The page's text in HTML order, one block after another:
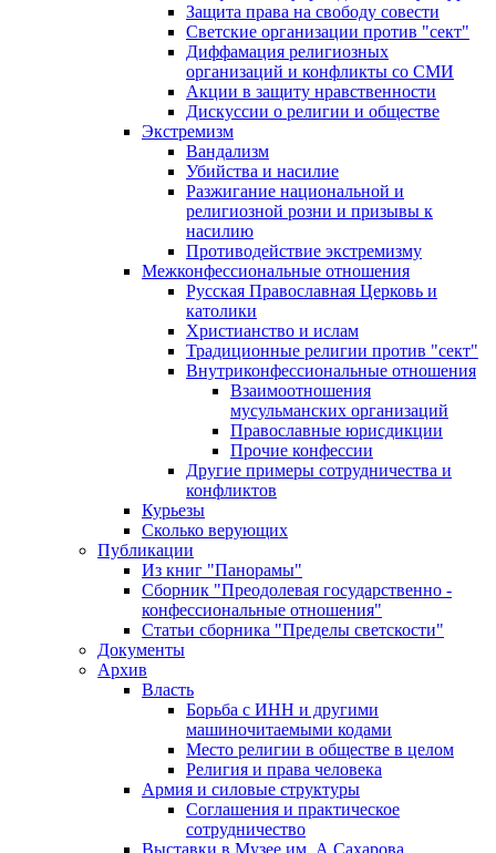
Защита права на свободу совести
Светские организации против "сект"
Диффамация религиозных
организаций и конфликты со СМИ
Акции в защиту нравственности
Дискуссии о религии и обществе
Экстремизм
Вандализм
Убийства и насилие
Разжигание национальной и
религиозной розни и призывы к
насилию
Противодействие экстремизму
Межконфессиональные отношения
Русская Православная Церковь и
католики
Христианство и ислам
Традиционные религии против "сект"
Внутриконфессиональные отношения
Взаимоотношения
мусульманских организаций
Православные юрисдикции
Прочие конфессии
Другие примеры сотрудничества и
конфликтов
Курьезы
Сколько верующих
Публикации
Из книг "Панорамы"
Сборник "Преодолевая государственно -
конфессиональные отношения"
Статьи сборника "Пределы светскости"
Документы
Архив
Власть
Борьба с ИНН и другими
машиночитаемыми кодами
Место религии в обществе в целом
Религия и права человека
Армия и силовые структуры
Соглашения и практическое
сотрудничество
Выставки в Музее им. А.Сахарова